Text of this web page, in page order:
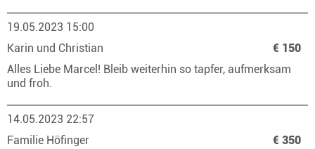
19.05.2023 15:00
Karin und Christian
€ 150
Alles Liebe Marcel! Bleib weiterhin so tapfer, aufmerksam
und froh.
14.05.2023 22:57
Familie Höfinger
€ 350